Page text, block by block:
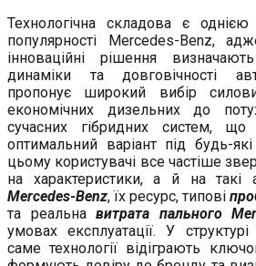
Технологічна складова є
популярності Mercedes-Benz,
інноваційні рішення
динаміки та довговічності
пропонує широкий вибір
економічних дизельних до
сучасних гібридних систем, що
оптимальний варіант під будь-
цьому користувачі все частіше
на характеристики, а й на такі
Mercedes-Benz, їх ресурс, типові
та реальна витрата пального
умовах експлуатації. У структурі
саме технології відіграють